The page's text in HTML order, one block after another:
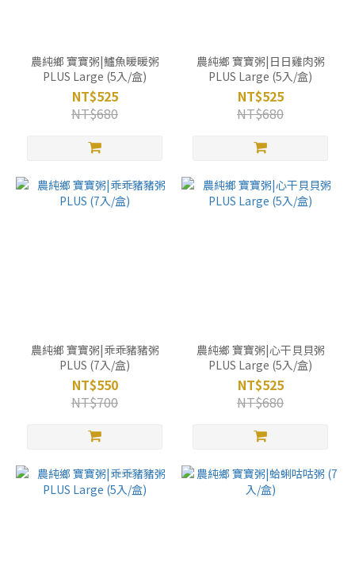
農純鄉 寶寶粥|鱸魚暖暖粥
PLUS Large (5入/盒)
NT$525
NT$680
農純鄉 寶寶粥|日日雞肉粥
PLUS Large (5入/盒)
NT$525
NT$680
農純鄉 寶寶粥|乖乖豬豬粥
PLUS (7入/盒)
NT$550
NT$700
農純鄉 寶寶粥|心干貝貝粥
PLUS Large (5入/盒)
NT$525
NT$680